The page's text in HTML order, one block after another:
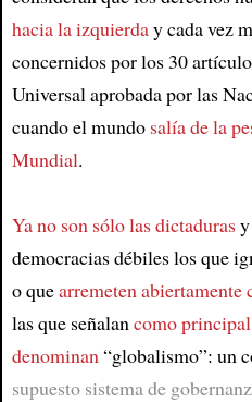
hacia la izquierday cada vez
concernidos por los 30
Universal aprobada por las
cuando el mundo salía de la
Mundial.
Ya no son sólo las dictadurasy
democracias débiles los que
o quearremeten abiertamente
las que señalancomo
denominan“globalismo”: un
supuesto sistema de